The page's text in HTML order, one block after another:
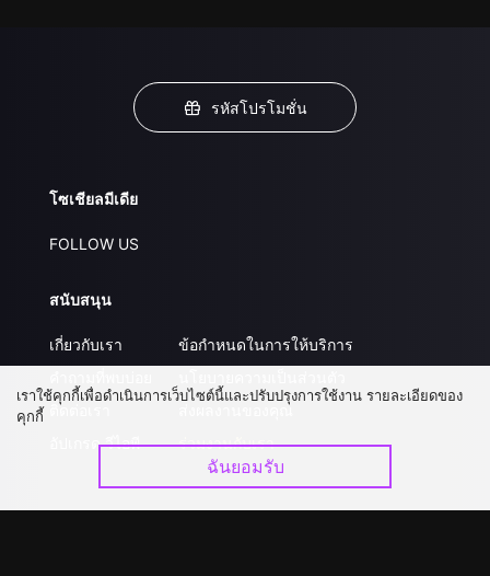
รหัสโปรโมชั่น
โซเชียลมีเดีย
FOLLOW US
สนับสนุน
เกี่ยวกับเรา
ติดต่อเรา
อัปเกรด วีไอพี
ข้อกำหนดในการให้บริการ
ส่งผลงานของคุณ
ร่วมงานกับเรา
เราใช้คุกกี้เพื่อดำเนินการเว็บไซต์นี้และปรับปรุงการใช้งาน รายละเอียดของ
คุกกี้
ฉันยอมรับ